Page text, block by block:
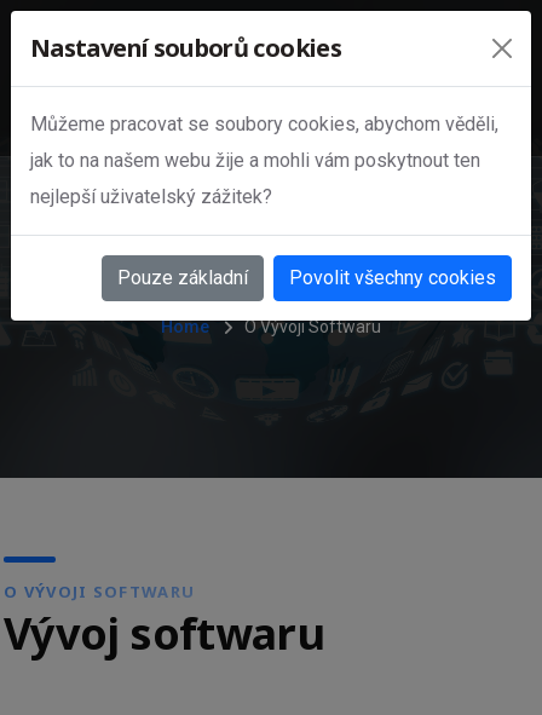
Nastavení souborů cookies
Můžeme pracovat se soubory cookies, abychom věděli,
jak to na našem webu žije a mohli vám poskytnout ten
nejlepší uživatelský zážitek?
Pouze základní Povolit všechny cookies
Vývoj
softwaru
Home O Vývoji Softwaru
O VÝVOJI SOFTWARU
Vývoj softwaru